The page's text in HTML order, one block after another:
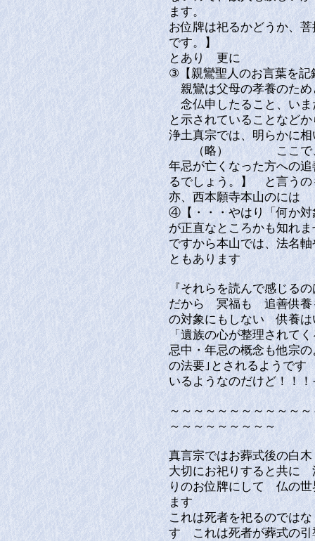
ます。
お位牌は祀るかどうか、
です。】
とあり 更に
③【親鸞聖人のお言葉を記
親鸞は父母の孝養のた
念仏申したること、いま
と示されていることなど
浄土真宗では、明らか
（略） ここで、「
年忌が亡くなった方への
るでしょう。】 と言うの
亦、西本願寺本山のには
④【・・・やはり「何か対
が正直なところかも知れ
ですから本山では、法名
ともあります
『それらを読んで感じる
だから 冥福も 追善供養
の対象にもしない 供養
「遺族の心が整理されて
忌中・年忌の概念も他宗
の法要｣とされるようで
いるようなのだけど！！
～～～～～～～～～～～
～～～～～～～～～
真言宗ではお葬式後の白
大切にお祀りすると共に
りのお位牌にして 仏の世
ます
これは死者を祀るのでは
す これは死者が葬式の引